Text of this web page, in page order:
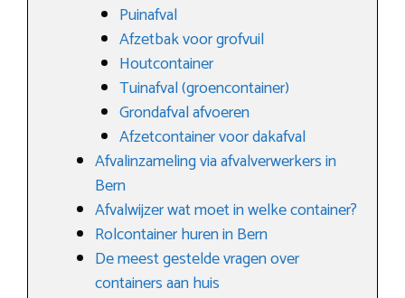
Puinafval
Afzetbak voor grofvuil
Houtcontainer
Tuinafval (groencontainer)
Grondafval afvoeren
Afzetcontainer voor dakafval
Afvalinzameling via afvalverwerkers in
Bern
Afvalwijzer wat moet in welke container?
Rolcontainer huren in Bern
De meest gestelde vragen over
containers aan huis